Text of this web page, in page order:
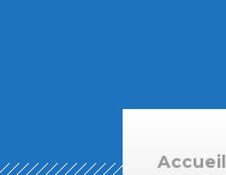
Accueil